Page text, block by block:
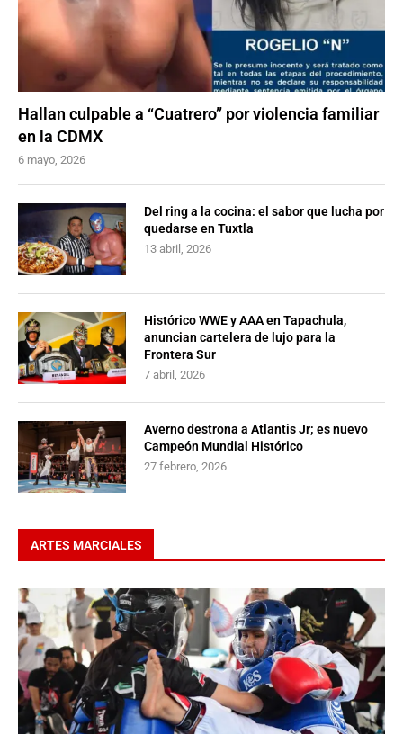
Hallan culpable a “Cuatrero” por violencia familiar
en la CDMX
6 mayo, 2026
Del ring a la cocina: el sabor que lucha por
quedarse en Tuxtla
13 abril, 2026
Histórico WWE y AAA en Tapachula,
anuncian cartelera de lujo para la
Frontera Sur
7 abril, 2026
Averno destrona a Atlantis Jr; es nuevo
Campeón Mundial Histórico
27 febrero, 2026
ARTES MARCIALES